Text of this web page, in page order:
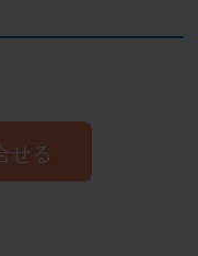
せる